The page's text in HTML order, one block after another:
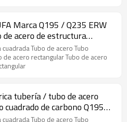
Marca Q195 / Q235 ERW
de acero de estructura
Tubo de acero Tubo
de acero rectangular Tubo de acero
tubería / tubo de acero
cuadrado de carbono Q195
suaveTubo de acero Tubo